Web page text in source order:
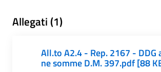
Allegati (1)
All.to A2.4 - Rep. 2167 - DDG
ne somme D.M. 397.pdf [88